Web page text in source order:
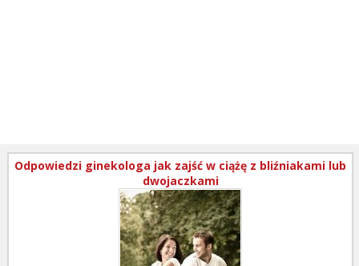
Odpowiedzi ginekologa jak zajść w ciążę z bliźniakami lub
dwojaczkami